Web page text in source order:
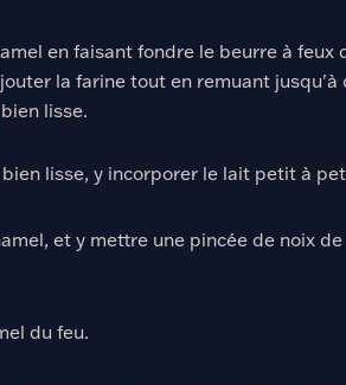
en faisant fondre le beurre à feux
la farine tout en remuant jusqu'à
lisse.
lisse, y incorporer le lait petit à
et y mettre une pincée de noix de
du feu.